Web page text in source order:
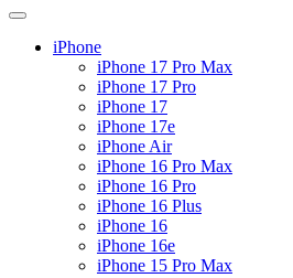
iPhone
iPhone 17 Pro Max
iPhone 17 Pro
iPhone 17
iPhone 17e
iPhone Air
iPhone 16 Pro Max
iPhone 16 Pro
iPhone 16 Plus
iPhone 16
iPhone 16e
iPhone 15 Pro Max